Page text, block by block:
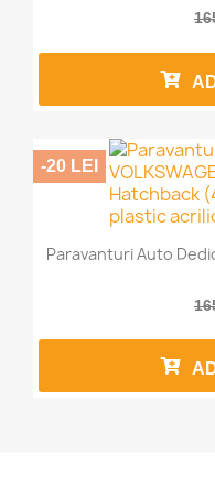
Paravanturi Auto
-20 LEI